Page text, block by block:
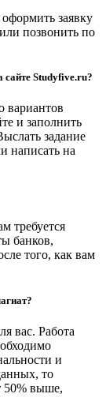
заявку
позвонить по
сайте Studyfive.ru?
вариантов
и заполнить
задание
написать на
требуется
банков,
того, как вам
вас. Работа
и
то
50% выше,